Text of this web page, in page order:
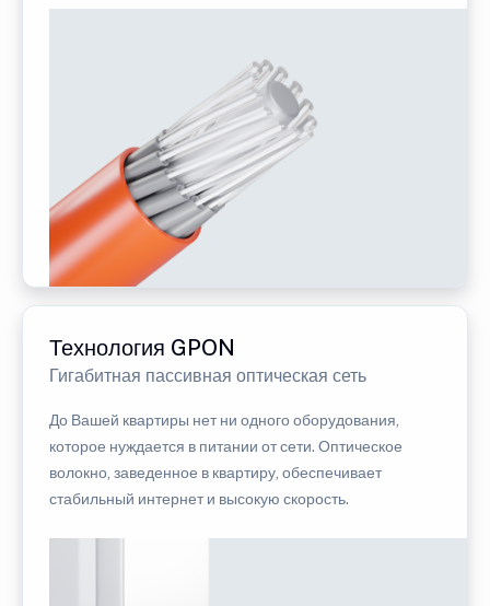
Технология GPON
Гигабитная пассивная оптическая сеть
До Вашей квартиры нет ни одного оборудования,
которое нуждается в питании от сети. Оптическое
волокно, заведенное в квартиру, обеспечивает
стабильный интернет и высокую скорость.